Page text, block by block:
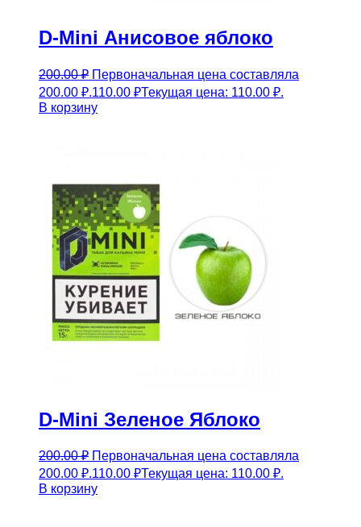
D-Mini Анисовое яблоко
200.00₽ Первоначальная цена составляла
200.00 ₽.110.00 ₽Текущая цена: 110.00 ₽.
В корзину
D-Mini Зеленое Яблоко
200.00₽ Первоначальная цена составляла
200.00 ₽.110.00 ₽Текущая цена: 110.00 ₽.
В корзину